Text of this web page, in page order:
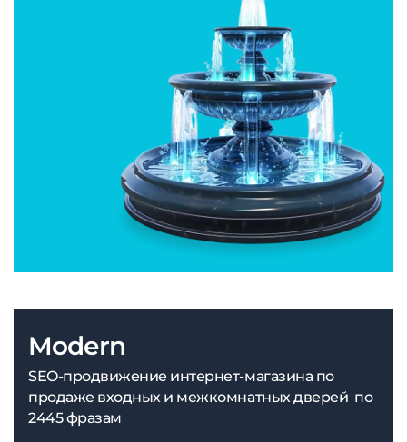
Modern
SEO-продвижение интернет-магазина по
продаже входных и межкомнатных дверей по
2445 фразам